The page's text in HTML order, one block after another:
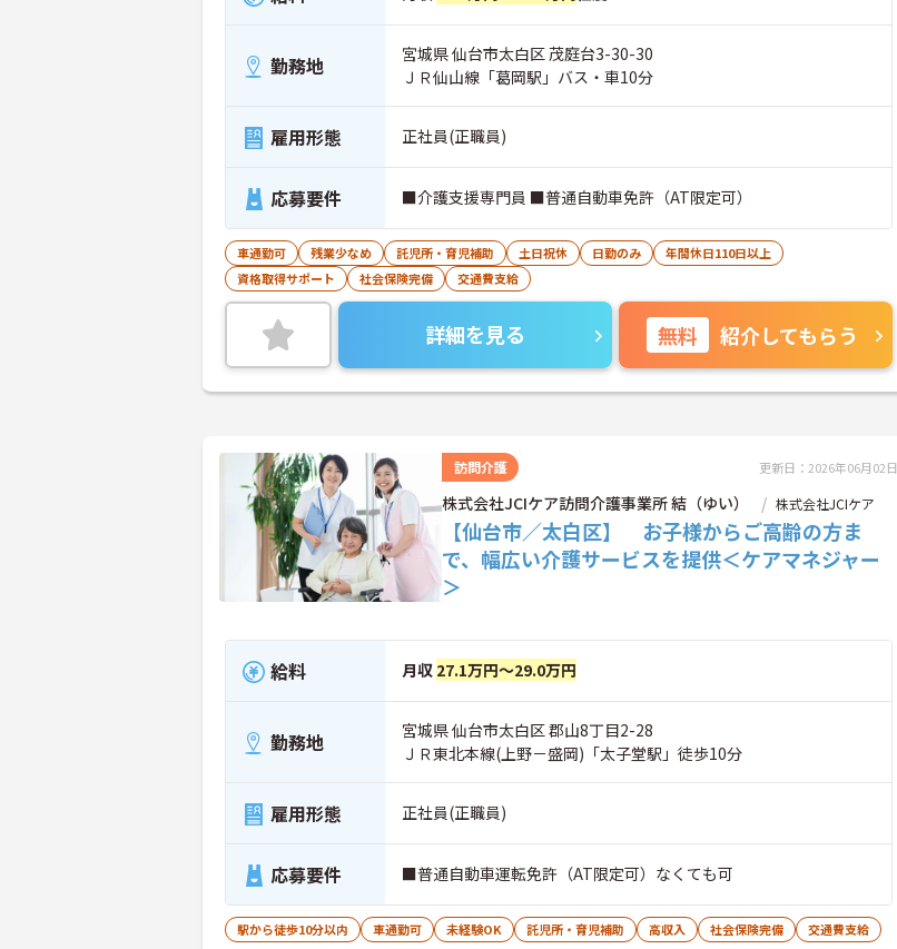
勤務地
宮城県 仙台市太白区 茂庭台3-30-30
ＪＲ仙山線「葛岡駅」バス・車10分
雇用形態 正社員(正職員)
応募要件 ■介護支援専門員 ■普通自動車免許（AT限定可）
車通勤可 残業少なめ 託児所・育児補助 土日祝休 日勤のみ
年間休日110日以上
資格取得サポート
社会保険完備 交通費支給
詳細を見る 無料 紹介してもらう
訪問介護 更新日：2026年06月02日
株式会社JCIケア訪問介護事業所 結（ゆい） 株式会社JCIケア
【仙台市／太白区】 お子様からご高齢の方ま
で、幅広い介護サービスを提供＜ケアマネジャー
＞
給料 月収 27.1万円～29.0万円
勤務地
宮城県 仙台市太白区 郡山8丁目2-28
ＪＲ東北本線(上野－盛岡)「太子堂駅」徒歩10分
雇用形態 正社員(正職員)
応募要件 ■普通自動車運転免許（AT限定可）なくても可
駅から徒歩10分以内 車通勤可 未経験OK 託児所・育児補助 高収入 社会保険完備 交通費支給